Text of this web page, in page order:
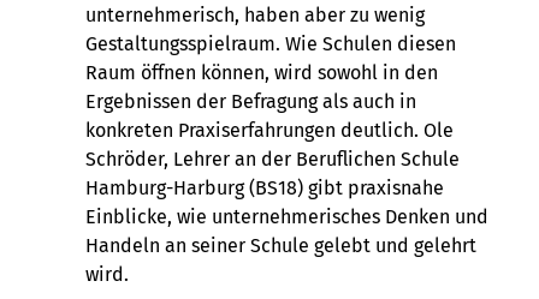
unternehmerisch, haben aber zu wenig
Gestaltungsspielraum. Wie Schulen diesen
Raum öffnen können, wird sowohl in den
Ergebnissen der Befragung als auch in
konkreten Praxiserfahrungen deutlich. Ole
Schröder, Lehrer an der Beruflichen Schule
Hamburg-Harburg (BS18) gibt praxisnahe
Einblicke, wie unternehmerisches Denken und
Handeln an seiner Schule gelebt und gelehrt
wird.